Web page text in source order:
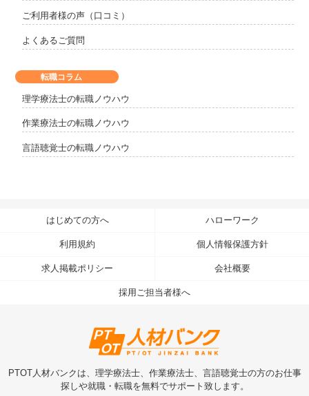
ご利用者様の声（口コミ）
よくあるご質問
転職コラム
理学療法士の転職ノウハウ
作業療法士の転職ノウハウ
言語聴覚士の転職ノウハウ
はじめての方へ ハローワーク
利用規約 個人情報保護方針
求人掲載ポリシー 会社概要
採用ご担当者様へ
PTOT人材バンクは、理学療法士、作業療法士、言語聴覚士の方のお仕事
探しや就職・転職を無料でサポート致します。